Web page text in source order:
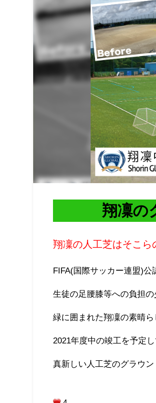
翔凜の
翔凜の人工芝はそこら
FIFA(国際サッカー連盟)公
生徒の足腰膝等への負担
緑に囲まれた翔凜の素晴
2021年度中の竣工を予定し
真新しい人工芝のグラウ